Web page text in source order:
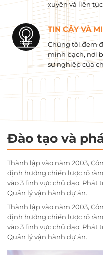
xuyên và liên tục.
TIN CẬY VÀ
Chúng tôi đem
minh bạch, nơi
sự nghiệp của
Đào tạo và
Thành lập vào năm 2003,
định hướng chiến lược rõ
vào 3 lĩnh vực chủ đạo: Phát
Quản lý vận hành dự án.
Thành lập vào năm 2003,
định hướng chiến lược rõ
vào 3 lĩnh vực chủ đạo: Phát
Quản lý vận hành dự án.